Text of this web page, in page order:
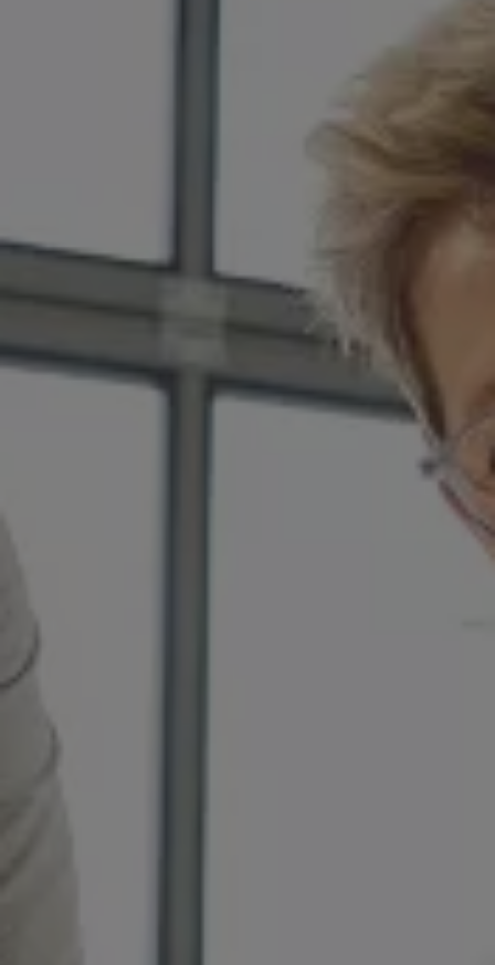
Sieninė įkrovimo stotelė ir įkrovimo kabeliai
Įspėjamieji ir kiti šviesos indikatoriai
Naujausi jūsų Volkswagen automobilio
Vidaus degimo variklį turinčių automobilių
Takata oro pagalvių atšaukimas dėl saugos problemų